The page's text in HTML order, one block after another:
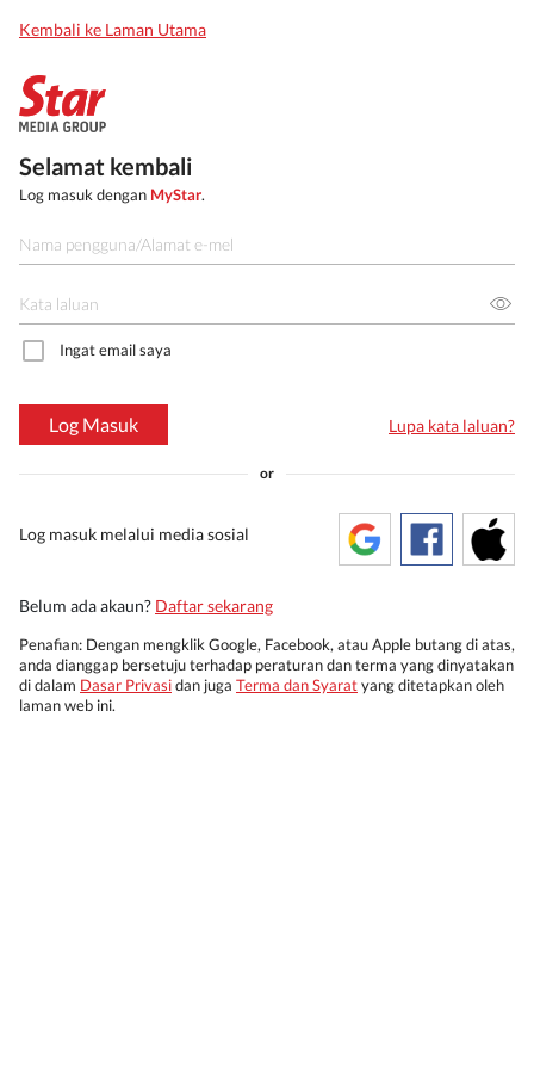
Kembali ke Laman Utama
Selamat kembali
Log masuk dengan MyStar.
Ingat email saya
Log Masuk Lupa kata laluan?
or
Log masuk melalui media sosial
Belum ada akaun? Daftar sekarang
Penafian: Dengan mengklik Google, Facebook, atau Apple butang di atas,
anda dianggap bersetuju terhadap peraturan dan terma yang dinyatakan
di dalam Dasar Privasidan juga Terma dan Syaratyang ditetapkan oleh
laman web ini.